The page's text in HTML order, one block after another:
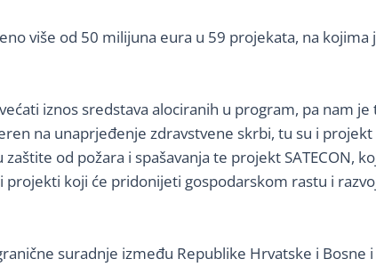
više od 50 milijuna eura u 59 projekata, na
iznos sredstava alociranih u program, pa nam je
na unaprjeđenje zdravstvene skrbi, tu su i projekt
od požara i spašavanja te projekt SATECON,
koji će pridonijeti gospodarskom rastu i
suradnje između Republike Hrvatske i Bosne